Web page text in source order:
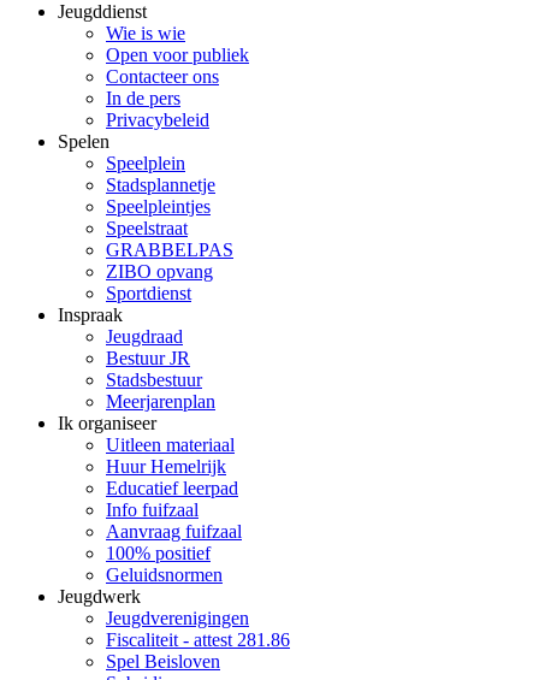
Jeugddienst
Wie is wie
Open voor publiek
Contacteer ons
In de pers
Privacybeleid
Spelen
Speelplein
Stadsplannetje
Speelpleintjes
Speelstraat
GRABBELPAS
ZIBO opvang
Sportdienst
Inspraak
Jeugdraad
Bestuur JR
Stadsbestuur
Meerjarenplan
Ik organiseer
Uitleen materiaal
Huur Hemelrijk
Educatief leerpad
Info fuifzaal
Aanvraag fuifzaal
100% positief
Geluidsnormen
Jeugdwerk
Jeugdverenigingen
Fiscaliteit - attest 281.86
Spel Beisloven